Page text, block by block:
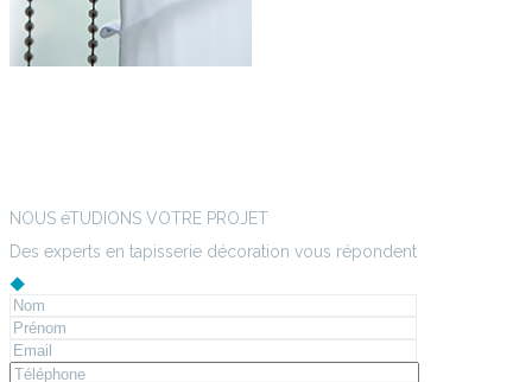
NOUS éTUDIONS VOTRE PROJET
Des experts en tapisserie décoration vous répondent